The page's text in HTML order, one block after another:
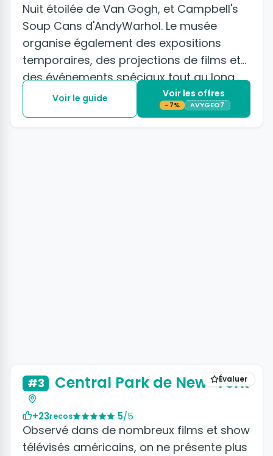
Nuit étoilée de Van Gogh, et Campbell's
Soup Cans d'AndyWarhol. Le musée
organise également des expositions
temporaires, des projections de films et
des événements spéciaux tout au long
de l'année.
Voir le guide Voir les offres
-7% AVYGEO7
Évaluer
#3 Central Park de New-York
+23recos 5/5
Observé dans de nombreux films et show
télévisés américains, on ne présente plus